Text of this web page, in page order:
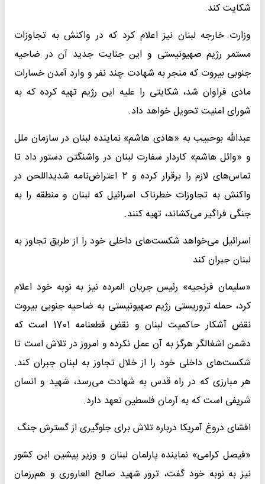
شکایت کند.
وزارت خارجه لبنان نیز اعلام کرد که در واکنش به تجاوزات
مستمر رژیم صهیونیستی و این جنایت جدید آن در ضاحیه
جنوبی بیروت که منجر به شهادت چند نفر و وارد آمدن خسارات
مادی فراوان شد، شکایتی را علیه این رژیم تهیه کرده که به
شورای امنیت تحویل خواهد داد.
عبدالله بوحبیب به «هادی هاشم» نماینده لبنان در سازمان ملل
و «وائل هاشم» کاردار سفارت لبنان در واشنگتن دستور داد تا
تماس‌های لازم را برقرار کرده و 2 اعتراض‌نامه شدیداللحن در
واکنش به تجاوزات خطرناک اسرائیل که لبنان و منطقه را به
جنگی فراگیر می‌کشاند، تهیه کنند.
اسرائیل می‌خواهد شکست‌های داخلی خود را از طریق تجاوز به
لبنان جبران کند
«سلیمان فرنجیه» رئیس جریان المرده نیز به نوبه خود اعلام
کرد، حمله تروریستی رژیم صهیونیستی به ضاحیه جنوبی بیروت
نقض آشکار حاکمیت لبنان و نقض قطعنامه 1701 است که
دشمن اشغالگر هرگز به آن عمل نکرده و امروز در تلاش است تا
شکست‌های داخلی خود را از خلال تجاوز به لبنان جبران کند.
هر مبارزی که در راه قدس به شهادت می‌رسد، شهید و انسان
شریفی است که به آرمان فلسطین تعهد دارد.
افشای دروغ آمریکا درباره تلاش برای جلوگیری از گسترش جنگ
«فیصل کرامی» نماینده پارلمان لبنان و وزیر پیشین این کشور
نیز به نوبه خود گفت، ترور شهید صالح العاروری و هم‌رزمان